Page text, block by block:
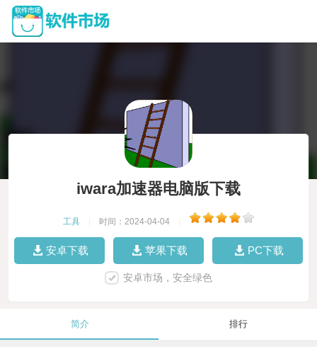
iwara加速器电脑版下载
工具 时间：2024-04-04
安卓下载 苹果下载 PC下载
安卓市场，安全绿色
简介 排行